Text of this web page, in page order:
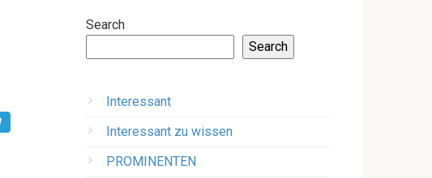
Search
Search
Interessant
Interessant zu wissen
PROMINENTEN